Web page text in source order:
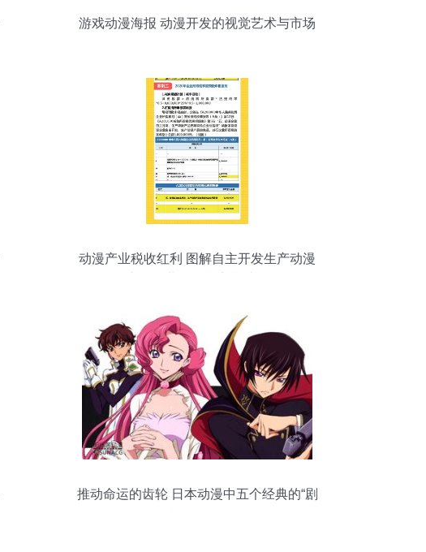
游戏动漫海报 动漫开发的视觉艺术与市场
动漫产业税收红利 图解自主开发生产动漫
推动命运的齿轮 日本动漫中五个经典的“剧